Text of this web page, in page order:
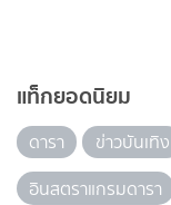
แท็กยอดนิยม
ดารา ข่าวบันเทิง
อินสตราแกรมดารา